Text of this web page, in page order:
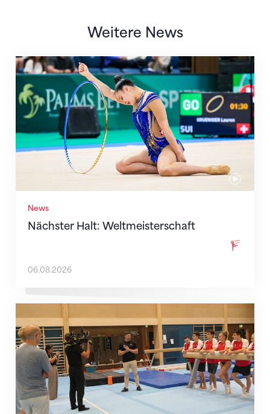
Weitere News
News
Nächster Halt: Weltmeisterschaft
Nächster Halt: Weltmeisterschaft
06.08.2026
Mit klaren Zielen nach Zagreb